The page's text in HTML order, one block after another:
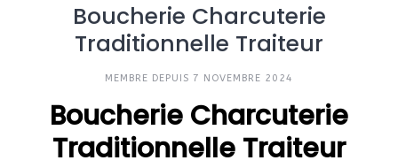
Boucherie Charcuterie
Traditionnelle Traiteur
MEMBRE DEPUIS 7 NOVEMBRE 2024
Boucherie Charcuterie
Traditionnelle Traiteur